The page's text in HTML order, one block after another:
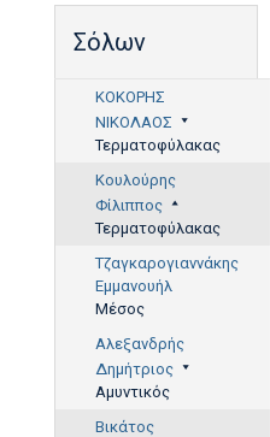
Σόλων
ΚΟΚΟΡΗΣ
ΝΙΚΟΛΑΟΣ
Τερματοφύλακας
Κουλούρης
Φίλιππος
Τερματοφύλακας
Τζαγκαρογιαννάκης
Εμμανουήλ
Μέσος
Αλεξανδρής
Δημήτριος
Αμυντικός
Βικάτος